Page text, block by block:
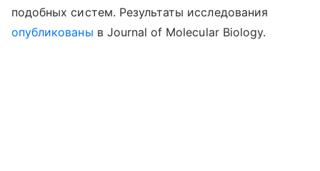
подобных систем. Результаты исследования
опубликованы в Journal of Molecular Biology.